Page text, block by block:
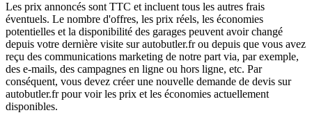
Les prix annoncés sont TTC et incluent tous les autres frais
éventuels. Le nombre d'offres, les prix réels, les économies
potentielles et la disponibilité des garages peuvent avoir changé
depuis votre dernière visite sur autobutler.fr ou depuis que vous avez
reçu des communications marketing de notre part via, par exemple,
des e-mails, des campagnes en ligne ou hors ligne, etc. Par
conséquent, vous devez créer une nouvelle demande de devis sur
autobutler.fr pour voir les prix et les économies actuellement
disponibles.